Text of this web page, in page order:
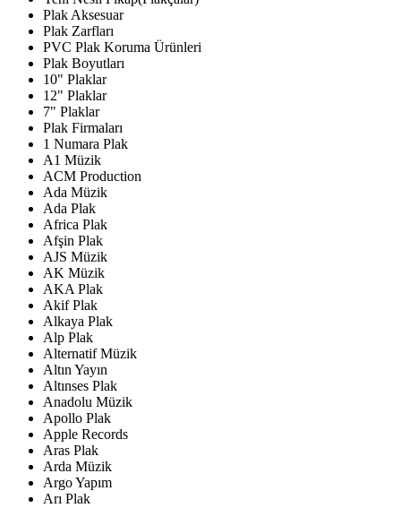
Plak Aksesuar
Plak Zarfları
PVC Plak Koruma Ürünleri
Plak Boyutları
10" Plaklar
12" Plaklar
7" Plaklar
Plak Firmaları
1 Numara Plak
A1 Müzik
ACM Production
Ada Müzik
Ada Plak
Africa Plak
Afşin Plak
AJS Müzik
AK Müzik
AKA Plak
Akif Plak
Alkaya Plak
Alp Plak
Alternatif Müzik
Altın Yayın
Altınses Plak
Anadolu Müzik
Apollo Plak
Apple Records
Aras Plak
Arda Müzik
Argo Yapım
Arı Plak